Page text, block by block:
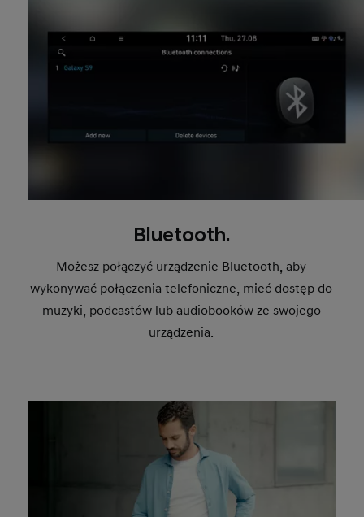
Bluetooth.
Możesz połączyć urządzenie Bluetooth, aby
wykonywać połączenia telefoniczne, mieć dostęp do
muzyki, podcastów lub audiobooków ze swojego
urządzenia.